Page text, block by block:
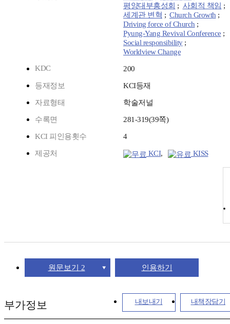
평양대부흥성회 ; 사회적 책임 ;
세계관 변혁 ; Church Growth ;
Driving force of Church ;
Pyung-Yang Revival Conference ;
Social responsibility;
Worldview Change
KDC
200
등재정보 KCI등재
자료형태 학술저널
수록면 281-319(39쪽)
KCI 피인용횟수 4
제공처 KCI, KISS
원문보기 2 인용하기
내보내기 내책장담기
부가정보